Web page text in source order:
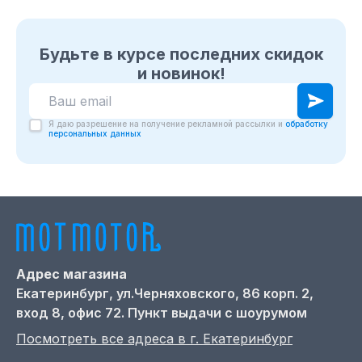
Будьте в курсе последних скидок
и новинок!
Я даю разрешение на получение рекламной рассылки и обработку
персональных данных
Адрес магазина
Екатеринбург, ул.Черняховского, 86 корп. 2,
вход 8, офис 72. Пункт выдачи с шоурумом
Посмотреть все адреса в г. Екатеринбург